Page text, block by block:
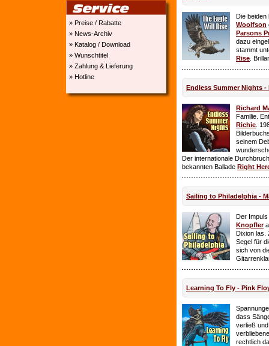
» Preise / Rabatte
» News-Archiv
» Katalog / Download
» Wunschtitel
» Zahlung & Lieferung
» Hotline
Die beiden
Woolfson
Parsons
dazu
stammt
Rise .
Endless Summer Nights -
Richard
Familie.
Richie .
seinem
Der internationale
bekannten Ballade Right
Sailing to Philadelphia -
Der
Knopfler
Dixion las.
Segel für
sich von
Learning To Fly - Pink
dass
verließ
rechtlich